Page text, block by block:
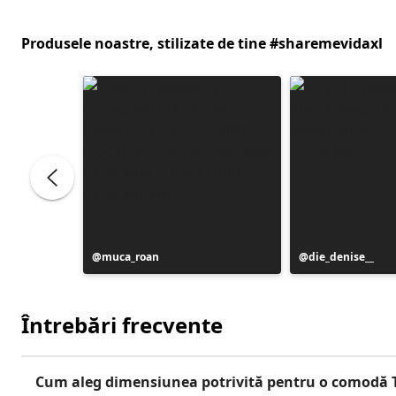
Produsele noastre, stilizate de tine #sharemevidaxl
Postare
publicată
muca_roan
Postare
publicată
die_denise__
Întrebări frecvente
Cum aleg dimensiunea potrivită pentru o comodă